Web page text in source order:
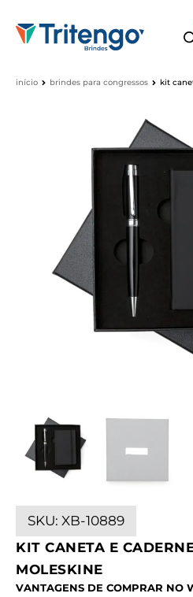
início brindes para congressos kit
SKU: XB-10889
KIT CANETA E
MOLESKINE
VANTAGENS DE COMPRAR NO